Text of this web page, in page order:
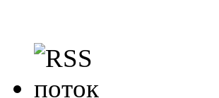
kovdor